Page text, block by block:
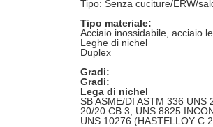
Tipo: Senza cuciture/ERW/
Tipo materiale:
Acciaio inossidabile, acciaio
Leghe di nichel
Duplex
Gradi:
Gradi:
Lega di nichel
SB ASME/DI ASTM 336
20/20 CB 3, UNS 8825
UNS 10276 (HASTELLOY C